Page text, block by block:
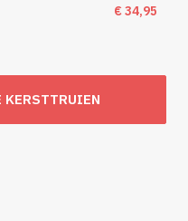
€34,95
KERSTTRUIEN